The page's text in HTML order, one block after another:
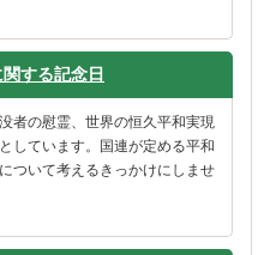
する記念日
者の慰霊、世界の恒久平和実現
しています。国連が定める平和
ついて考えるきっかけにしませ